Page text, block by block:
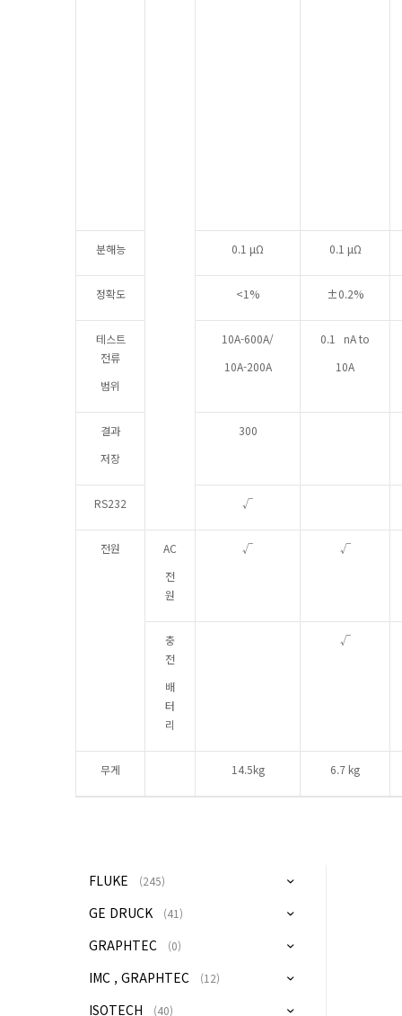
분해능 0.1 μΩ 0.1 μΩ
정확도 <1% ±0.2%
테스트
전류
범위
10A-600A/
10A-200A
0.1 nA to
10A
결과
저장
300
RS232 √
전원
AC
전
원
√ √
충
전
배
터
리
√
무게 14.5kg 6.7 kg
FLUKE (245)
GE DRUCK (41)
GRAPHTEC (0)
IMC , GRAPHTEC (12)
ISOTECH (40)